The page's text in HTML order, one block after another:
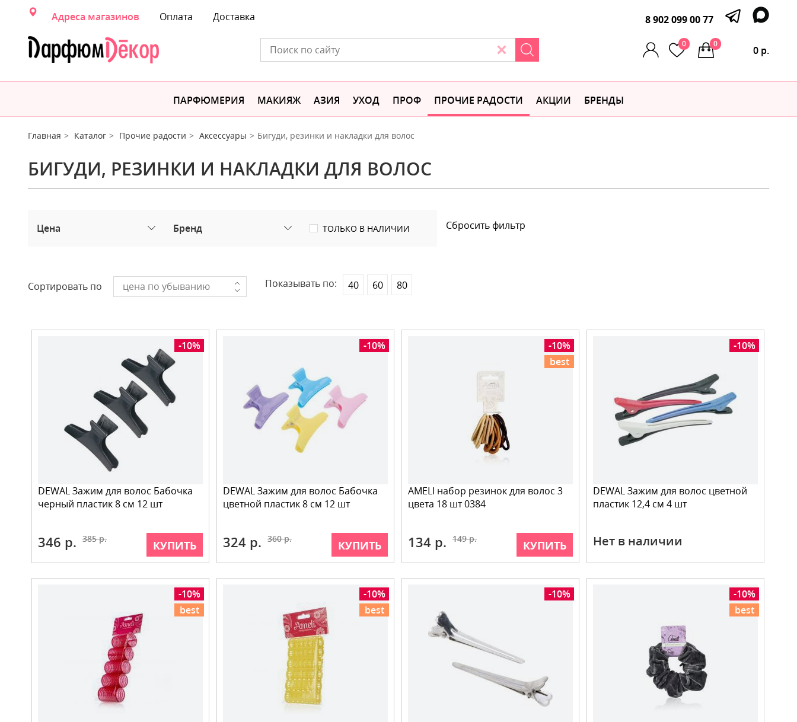
Адреса магазинов Оплата Доставка 8 902 099 00 77
0
0 р.
0
ПАРФЮМЕРИЯ МАКИЯЖ АЗИЯ УХОД ПРОФ ПРОЧИЕ РАДОСТИ АКЦИИ БРЕНДЫ
Главная Каталог Прочие радости Аксессуары Бигуди, резинки и накладки для волос
БИГУДИ, РЕЗИНКИ И НАКЛАДКИ ДЛЯ ВОЛОС
Цена Бренд ТОЛЬКО В НАЛИЧИИ Сбросить фильтр
Сортировать по цена по убыванию Показывать по: 40 60 80
-10%
DEWAL Зажим для волос Бабочка
черный пластик 8 см 12 шт
346 р. 385 р. КУПИТЬ
-10%
DEWAL Зажим для волос Бабочка
цветной пластик 8 см 12 шт
324 р. 360 р. КУПИТЬ
-10%
best
AMELI набор резинок для волос 3
цвета 18 шт 0384
134 р. 149 р. КУПИТЬ
-10%
DEWAL Зажим для волос цветной
пластик 12,4 см 4 шт
Нет в наличии
-10%
best
-10%
best
-10%
-10%
best